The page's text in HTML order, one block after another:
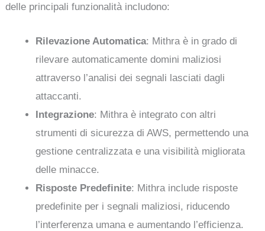
delle principali funzionalità includono:
Rilevazione Automatica: Mithra è in grado di
rilevare automaticamente domini maliziosi
attraverso l’analisi dei segnali lasciati dagli
attaccanti.
Integrazione: Mithra è integrato con altri
strumenti di sicurezza di AWS, permettendo una
gestione centralizzata e una visibilità migliorata
delle minacce.
Risposte Predefinite: Mithra include risposte
predefinite per i segnali maliziosi, riducendo
l’interferenza umana e aumentando l’efficienza.